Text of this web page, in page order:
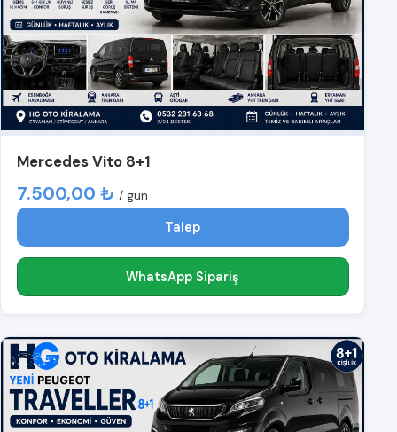
Mercedes Vito 8+1
7.500,00 ₺ / gün
Talep
WhatsApp Sipariş